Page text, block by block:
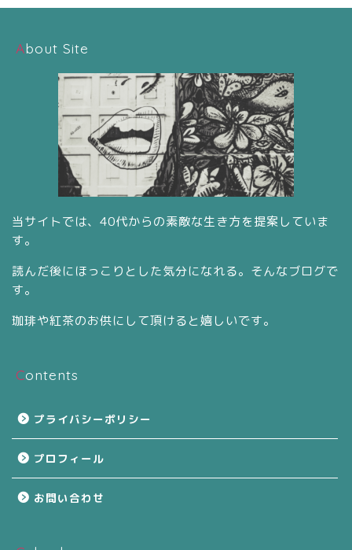
About Site
当サイトでは、40代からの素敵な生き方を提案していま
す。
読んだ後にほっこりとした気分になれる。そんなブログで
す。
珈琲や紅茶のお供にして頂けると嬉しいです。
Contents
プライバシーポリシー
プロフィール
お問い合わせ